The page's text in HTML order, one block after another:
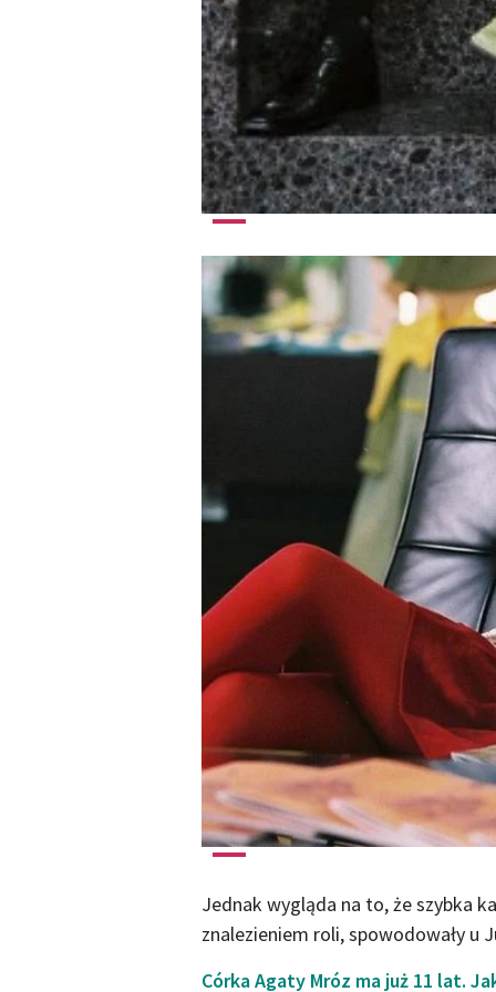
Jednak wygląda na to, że szybka
znalezieniem roli, spowodowały u
Córka Agaty Mróz ma już 11 lat.